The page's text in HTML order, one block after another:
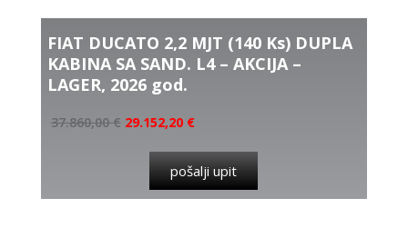
FIAT DUCATO 2,2 MJT (140 Ks) DUPLA
KABINA SA SAND. L4 – AKCIJA –
LAGER, 2026 god.
37.860,00€ 29.152,20 €
pošalji upit